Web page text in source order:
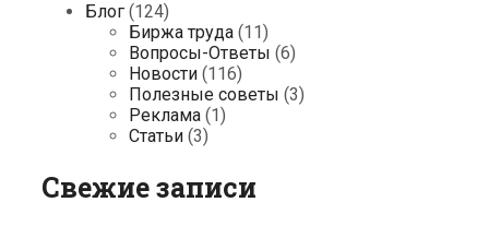
Блог (124)
Биржа труда (11)
Вопросы-Ответы (6)
Новости (116)
Полезные советы (3)
Реклама (1)
Статьи (3)
Свежие записи